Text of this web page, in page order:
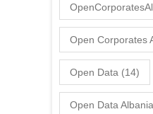
Open Corporates
Open Data (14)
Open Data Albania